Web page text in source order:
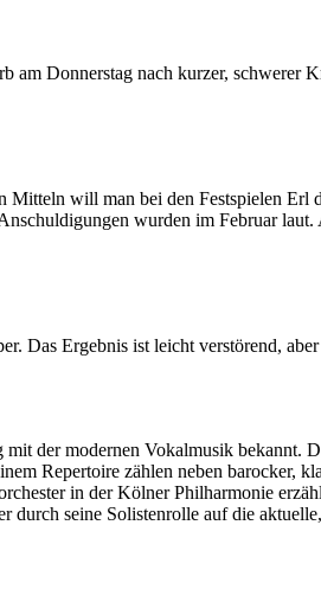
Donnerstag nach kurzer, schwerer
will man bei den Festspielen
wurden im Februar
Das Ergebnis ist leicht verstörend, aber
der modernen Vokalmusik
Repertoire zählen neben barocker,
in der Kölner Philharmonie
seine Solistenrolle auf die